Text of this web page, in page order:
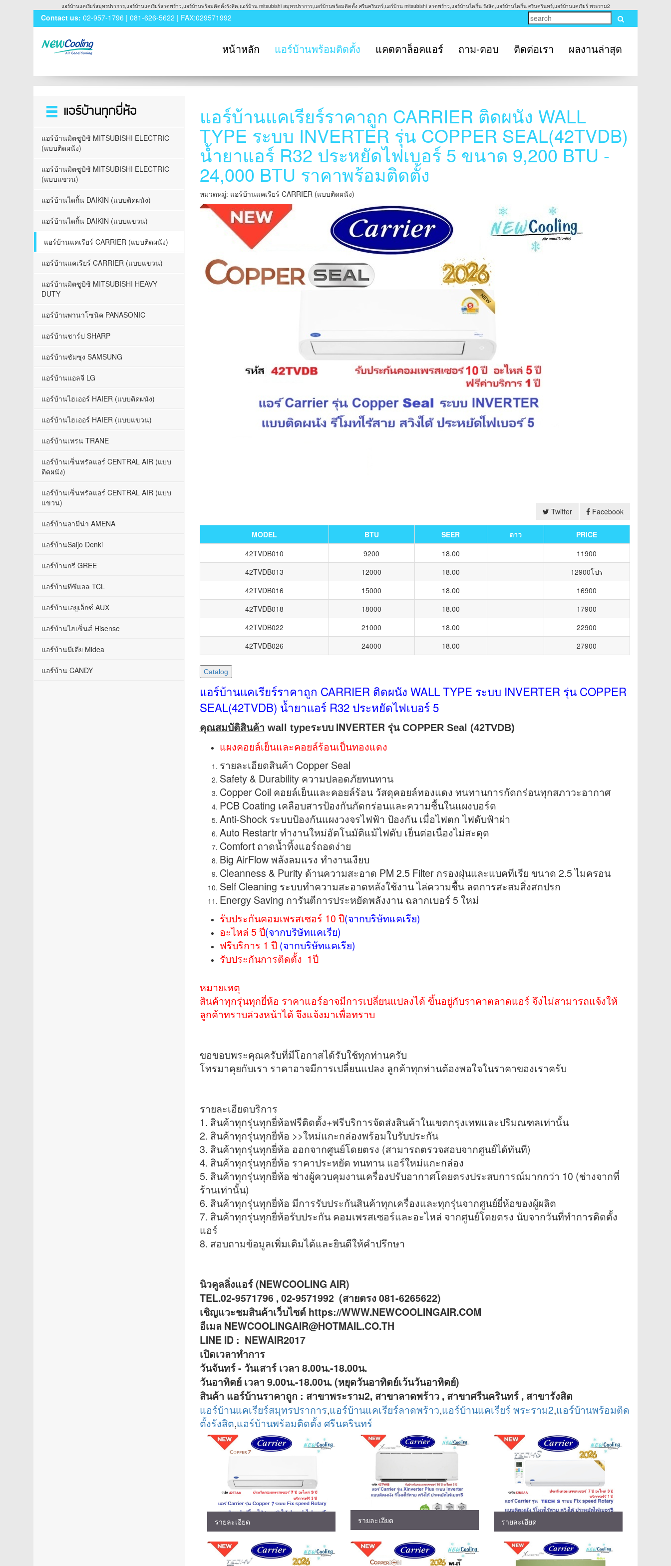
แอร์บ้านแคเรียร์สมุทรปราการ,แอร์บ้านแคเรียร์ลาดพร้าว,แอร์บ้านพร้อมติดตั้งรังสิต,แอร์บ้าน mitsubishi สมุทรปราการ,แอร์บ้านพร้อมติดตั้ง ศรีนครินทร์,แอร์บ้าน mitsubishi ลาดพร้าว,แอร์บ้านไดกิ้น รังสิต,แอร์บ้านไดกิ้น ศรีนครินทร์,แอร์บ้านแคเรียร์ พระราม2
Contact us: 02-957-1796 | 081-626-5622 | FAX:029571992
หน้าหลัก แอร์บ้านพร้อมติดตั้ง แคตตาล็อคแอร์ ถาม-ตอบ ติดต่อเรา ผลงานล่าสุด
Toggle
navigation
แอร์บ้านมิตซูบิชิ MITSUBISHI ELECTRIC
(แบบติดผนัง)
แอร์บ้านมิตซูบิชิ MITSUBISHI ELECTRIC
(แบบแขวน)
แอร์บ้านไดกิ้น DAIKIN (แบบติดผนัง)
แอร์บ้านไดกิ้น DAIKIN (แบบแขวน)
แอร์บ้านแคเรียร์ CARRIER (แบบติดผนัง)
แอร์บ้านแคเรียร์ CARRIER (แบบแขวน)
แอร์บ้านมิตซูบิชิ MITSUBISHI HEAVY
DUTY
แอร์บ้านพานาโซนิค PANASONIC
แอร์บ้านชาร์ป SHARP
แอร์บ้านซัมซุง SAMSUNG
แอร์บ้านแอลจี LG
แอร์บ้านไฮเออร์ HAIER (แบบติดผนัง)
แอร์บ้านไฮเออร์ HAIER (แบบแขวน)
แอร์บ้านเทรน TRANE
แอร์บ้านเซ็นทรัลแอร์ CENTRAL AIR (แบบ
ติดผนัง)
แอร์บ้านเซ็นทรัลแอร์ CENTRAL AIR (แบบ
แขวน)
แอร์บ้านอามีน่า AMENA
แอร์บ้านSaijo Denki
แอร์บ้านกรี GREE
แอร์บ้านทีซีแอล TCL
แอร์บ้านเอยูเอ็กซ์ AUX
แอร์บ้านไฮเซ็นส์ Hisense
แอร์บ้านมีเดีย Midea
แอร์บ้าน CANDY
แอร์บ้านแคเรียร์ราคาถูก CARRIER ติดผนัง WALL
TYPE ระบบ INVERTER รุ่น COPPER SEAL(42TVDB)
น้ำยาแอร์ R32 ประหยัดไฟเบอร์ 5 ขนาด 9,200 BTU -
24,000 BTU ราคาพร้อมติดตั้ง
หมวดหมู่: แอร์บ้านแคเรียร์ CARRIER (แบบติดผนัง)
Facebook
Twitter
MODEL BTU SEER ดาว
PRICE
42TVDB010
9200 18.00
11900
42TVDB013
12000 18.00
12900โปร
42TVDB016
15000 18.00
16900
42TVDB018
18000 18.00
17900
42TVDB022
21000 18.00
22900
42TVDB026
24000 18.00 27900
แอร์บ้านแคเรียร์ราคาถูก CARRIER ติดผนัง WALL TYPE ระบบ INVERTER รุ่น COPPER
SEAL(42TVDB) น้ำยาแอร์ R32 ประหยัดไฟเบอร์ 5
คุณสมบัติสินค้า wall typeระบบ INVERTER รุ่น COPPER Seal (42TVDB)
แผงคอยล์เย็นและคอยล์ร้อนเป็นทองแดง
รายละเอียดสินค้า Copper Seal
Safety & Durability ความปลอดภัยทนทาน
Copper Coil คอยล์เย็นและคอยล์ร้อน วัสดุคอยล์ทองแดง ทนทานการกัดกร่อนทุกสภาวะอากาศ
PCB Coating เคลือบสารป้องกันกัดกร่อนและความชื้นในแผงบอร์ด
Anti-Shock ระบบป้องกันแผงวงจรไฟฟ้า ป้องกัน เมื่อไฟตก ไฟดับฟ้าผ่า
Auto Restartr ทำงานใหม่อัตโนมัติแม้ไฟดับ เย็นต่อเนื่องไม่สะดุด
Comfort ถาดน้ำทิ้งแอร์ถอดง่าย
Big AirFlow พลังลมแรง ทำงานเงียบ
Cleanness & Purity ด้านความสะอาด PM 2.5 Filter กรองฝุ่นและแบคทีเรีย ขนาด 2.5 ไมครอน
Self Cleaning ระบบทำความสะอาดหลังใช้งาน ไล่ความชื้น ลดการสะสมสิ่งสกปรก
Energy Saving การันตีการประหยัดพลังงาน ฉลากเบอร์ 5 ใหม่
รับประกันคอมเพรสเซอร์ 10 ปี(จากบริษัทแคเรีย)
อะไหล่ 5 ปี(จากบริษัทแคเรีย)
ฟรีบริการ 1 ปี (จากบริษัทแคเรีย)
รับประกันการติดตั้ง 1ปี
หมายเหตุ
สินค้าทุกรุ่นทุกยี่ห้อ ราคาแอร์อาจมีการเปลี่ยนแปลงได้ ขึ้นอยู่กับราคาตลาดแอร์ จึงไม่สามารถแจ้งให้
ลูกค้าทราบล่วงหน้าได้ จึงแจ้งมาเพื่อทราบ
ขอขอบพระคุณครับที่มีโอกาสได้รับใช้ทุกท่านครับ
โทรมาคุยกับเรา ราคาอาจมีการเปลี่ยนแปลง ลูกค้าทุกท่านต้องพอใจในราคาของเราครับ
รายละเอียดบริการ
1. สินค้าทุกรุ่นทุกยี่ห้อฟรีติดตั้ง+ฟรีบริการจัดส่งสินค้าในเขตกรุงเทพและปริมณฑลเท่านั้น
2. สินค้าทุกรุ่นทุกยี่ห้อ >>ใหม่แกะกล่องพร้อมใบรับประกัน
3. สินค้าทุกรุ่นทุกยี่ห้อ ออกจากศูนย์โดยตรง (สามารถตรวจสอบจากศูนย์ได้ทันที)
4. สินค้าทุกรุ่นทุกยี่ห้อ ราคาประหยัด ทนทาน แอร์ใหม่แกะกล่อง
5. สินค้าทุกรุ่นทุกยี่ห้อ ช่างผู้ควบคุมงานเครื่องปรับอากาศโดยตรงประสบการณ์มากกว่า 10 (ช่างจากที่
ร้านเท่านั้น)
6. สินค้าทุกรุ่นทุกยี่ห้อ มีการรับประกันสินค้าทุกเครื่องและทุกรุ่นจากศูนย์ยี่ห้อของผู้ผลิต
7. สินค้าทุกรุ่นทุกยี่ห้อรับประกัน คอมเพรสเซอร์และอะไหล่ จากศูนย์โดยตรง นับจากวันที่ทำการติดตั้ง
แอร์
8. สอบถามข้อมูลเพิ่มเติมได้และยินดีให้คำปรึกษา
นิวคูลลิ่งแอร์ (NEWCOOLING AIR)
TEL.02-9571796 , 02-9571992 (สายตรง 081-6265622)
เชิญแวะชมสินค้าเว็บไซต์ https://WWW.NEWCOOLINGAIR.COM
อีเมล NEWCOOLINGAIR@HOTMAIL.CO.TH
LINE ID : NEWAIR2017
เปิดเวลาทำการ
วันจันทร์ - วันเสาร์ เวลา 8.00น.-18.00น.
วันอาทิตย์ เวลา 9.00น.-18.00น. (หยุดวันอาทิตย์เว้นวันอาทิตย์)
สินค้า แอร์บ้านราคาถูก : สาขาพระราม2, สาขาลาดพร้าว , สาขาศรีนครินทร์ , สาขารังสิต
แอร์บ้านแคเรียร์สมุทรปราการ,แอร์บ้านแคเรียร์ลาดพร้าว,แอร์บ้านแคเรียร์ พระราม2,แอร์บ้านพร้อมติด
ตั้งรังสิต,แอร์บ้านพร้อมติดตั้ง ศรีนครินทร์
รายละเอียด รายละเอียด รายละเอียด